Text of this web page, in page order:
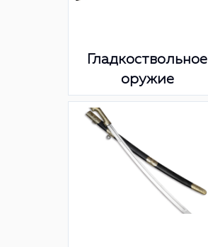
Гладкоствольное
оружие